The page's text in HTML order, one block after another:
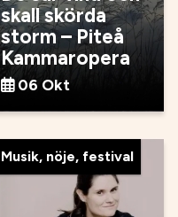
skall skörda
storm – Piteå
Kammaropera
06 Okt
Musik, nöje, festival